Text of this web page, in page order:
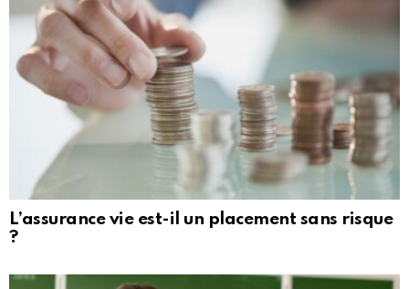
L’assurance vie est-il un placement sans risque
?